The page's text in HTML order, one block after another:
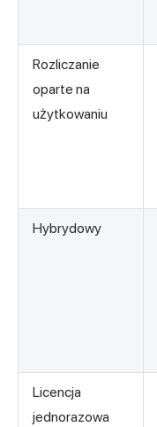
Rozliczanie
oparte na
użytkowaniu
Hybrydowy
Licencja
jednorazowa